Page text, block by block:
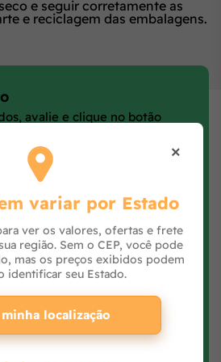
e seguir corretamente as
e reciclagem das embalagens.
avalie e clique no botão
login e avalie
×
variar por Estado
ver os valores, ofertas e frete
região. Sem o CEP, você pode
mas os preços exibidos podem
identificar seu Estado.
minha localização